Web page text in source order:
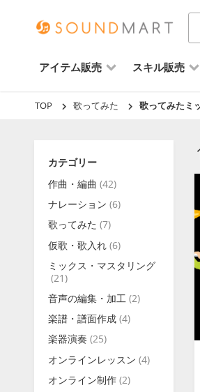
アイテム販売 スキル販売
TOP 歌ってみた 歌ってみたミ
カテゴリー
作曲・編曲 (42)
ナレーション (6)
歌ってみた (7)
仮歌・歌入れ (6)
ミックス・マスタリング
(21)
音声の編集・加工 (2)
楽譜・譜面作成 (4)
楽器演奏 (25)
オンラインレッスン (4)
オンライン制作 (2)